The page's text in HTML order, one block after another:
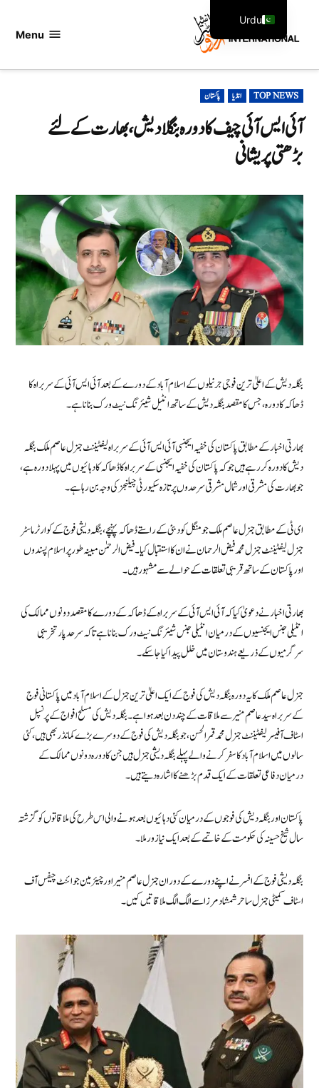
Menu
POSTED
IN
TOP NEWS انڈیا پاکستان
آئی ایس آئی چیف کا دورہ بنگلادیش، بھارت کے لئے
بڑھتی پریشانی
بنگلہ دیش کے اعلیٰ ترین فوجی جرنیلوں کے اسلام آباد کے دورے کے بعد آئی ایس آئی کے سربراہ کا
ڈھاکہ کا دورہ، جس کا مقصد بنگلہ دیش کے ساتھ انٹیل شیئرنگ نیٹ ورک بنانا ہے۔
بھارتی اخبار کے مطابق پاکستان کی خفیہ ایجنسی آئی ایس آئی کے سربراہ لیفٹیننٹ جنرل عاصم ملک بنگلہ
دیش کا دورہ کر رہے ہیں جو کہ پاکستان کی خفیہ ایجنسی کے سربراہ کا ڈھاکہ کا دہائیوں میں پہلا دورہ ہے،
جو بھارت کی مشرقی اور شمال مشرقی سرحدوں پر تازہ سکیورٹی چیلنجز کی وجہ بن رہا ہے۔
ای ٹی کے مطابق جنرل عاصم ملک جو منگل کو دبئی کے راستے ڈھاکہ پہنچے، بنگلہ دیشی فوج کے کوارٹر ماسٹر
جنرل لیفٹیننٹ جنرل محمد فیض الرحمان نے ان کا استقبال کیا۔ فیض الرحمٰن مبینہ طور پر اسلام پسندوں
اور پاکستان کے ساتھ قریبی تعلقات کے حوالے سے مشہور ہیں۔
بھارتی اخبار نے دعویٰ کیا کہ آئی ایس آئی کے سربراہ کے ڈھاکہ کے دورے کا مقصد دونوں ممالک کی
انٹیلی جنس ایجنسیوں کے درمیان انٹیلی جنس شیئرنگ نیٹ ورک بنانا ہے تاکہ سرحد پار تخریبی
سرگرمیوں کے ذریعے ہندوستان میں خلل پیدا کیا جاسکے۔
جنرل عاصم ملک کا یہ دورہ بنگلہ دیش کی فوج کے ایک اعلیٰ ترین جنرل کے اسلام آباد میں پاکستانی فوج
کے سربراہ سید عاصم منیر سے ملاقات کے چند دن بعد ہوا ہے۔ بنگلہ دیش کی مسلح افواج کے پرنسپل
اسٹاف آفیسر لیفٹیننٹ جنرل محمد قمر الحسن، جو بنگلہ دیش کی فوج کے دوسرے بڑے کمانڈر بھی ہیں، کئی
سالوں میں اسلام آباد کا سفر کرنے والے پہلے بنگلہ دیشی جنرل ہیں جن کا دورہ دونوں ممالک کے
درمیان دفاعی تعلقات کے ایک قدم بڑھنے کا اشارہ دیتے ہیں۔
پاکستان اور بنگلہ دیش کی فوجوں کے درمیان کئی دہائیوں بعد ہونے والی اس طرح کی ملاقاتوں کو گزشتہ
سال شیخ حسینہ کی حکومت کے خاتمے کے بعد ایک نیا زور ملا۔
بنگلہ دیشی فوج کے افسر نے اپنے دورے کے دوران جنرل عاصم منیر اور چیئرمین جوائنٹ چیفس آف
اسٹاف کمیٹی جنرل ساحر شمشاد مرزا سے الگ الگ ملاقاتیں کیں۔
Urdu
English